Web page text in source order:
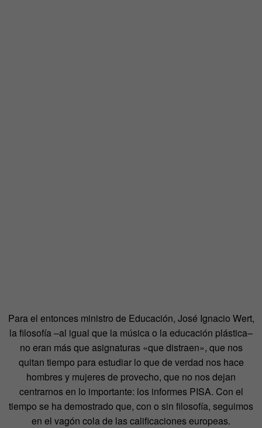
Para el entonces ministro de Educación, José Ignacio Wert,
la filosofía –al igual que la música o la educación plástica–
no eran más que asignaturas «que distraen», que nos
quitan tiempo para estudiar lo que de verdad nos hace
hombres y mujeres de provecho, que no nos dejan
centrarnos en lo importante: los informes PISA. Con el
tiempo se ha demostrado que, con o sin filosofía, seguimos
en el vagón cola de las calificaciones europeas.